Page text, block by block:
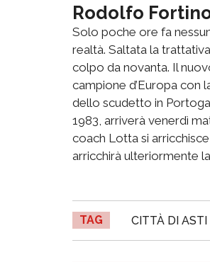
Rodolfo
Solo poche ore fa
realtà. Saltata la
colpo da novanta. Il
campione d’Europa con
dello scudetto in
1983, arriverà venerdì
coach Lotta si
arricchirà ulteriormente
TAG CITTÀ DI ASTI